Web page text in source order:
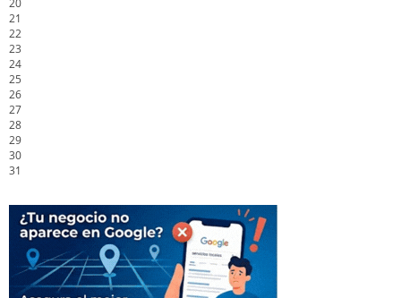
20
21
22
23
24
25
26
27
28
29
30
31